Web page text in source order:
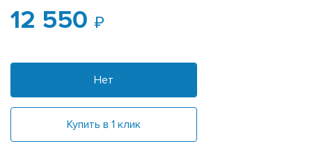
12 550
Нет
Купить в 1 клик